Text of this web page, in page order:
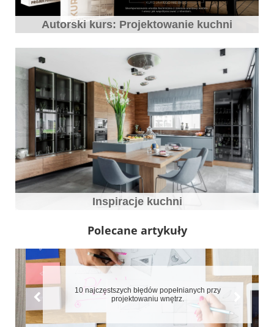
Autorski kurs: Projektowanie kuchni
Inspiracje kuchni
Polecane artykuły
10 najczęstszych błędów popełnianych przy
projektowaniu wnętrz.